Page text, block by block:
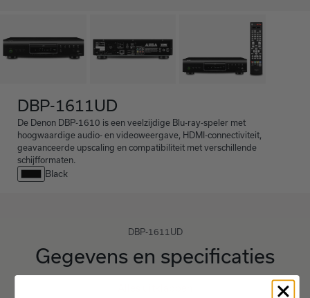
DBP-1611UD
De Denon DBP-1610 is een veelzijdige Blu-ray-speler met
hoogwaardige audio- en videoweergave, HDMI-connectiviteit,
geavanceerde upscaling en compatibiliteit met verschillende
schijfformaten.
Black
DBP-1611UD
Gegevens en specificaties